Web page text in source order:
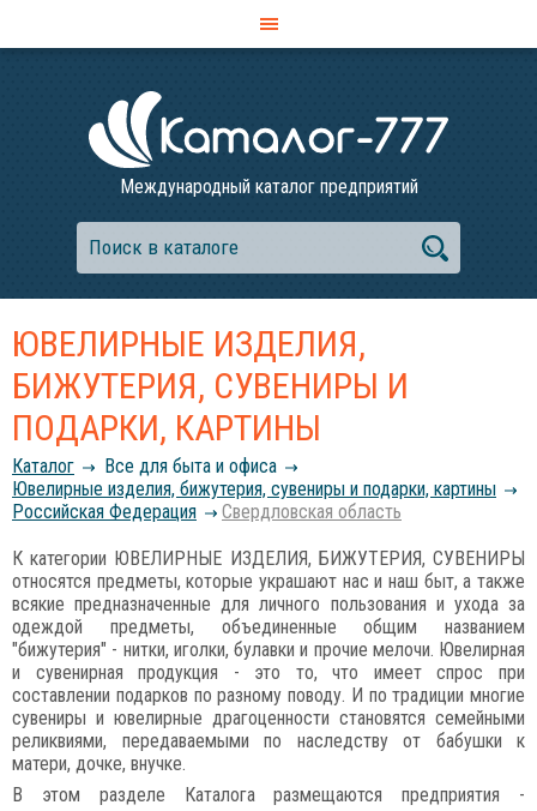
Международный каталог предприятий
ЮВЕЛИРНЫЕ ИЗДЕЛИЯ,
БИЖУТЕРИЯ, СУВЕНИРЫ И
ПОДАРКИ, КАРТИНЫ
Каталог
Все для быта и офиса
Ювелирные изделия, бижутерия, сувениры и подарки, картины
Российcкая Федерация
Свердловская область
К категории ЮВЕЛИРНЫЕ ИЗДЕЛИЯ, БИЖУТЕРИЯ, СУВЕНИРЫ
относятся предметы, которые украшают нас и наш быт, а также
всякие предназначенные для личного пользования и ухода за
одеждой предметы, объединенные общим названием
"бижутерия" - нитки, иголки, булавки и прочие мелочи. Ювелирная
и сувенирная продукция - это то, что имеет спрос при
составлении подарков по разному поводу. И по традиции многие
сувениры и ювелирные драгоценности становятся семейными
реликвиями, передаваемыми по наследству от бабушки к
матери, дочке, внучке.
В этом разделе Каталога размещаются предприятия -